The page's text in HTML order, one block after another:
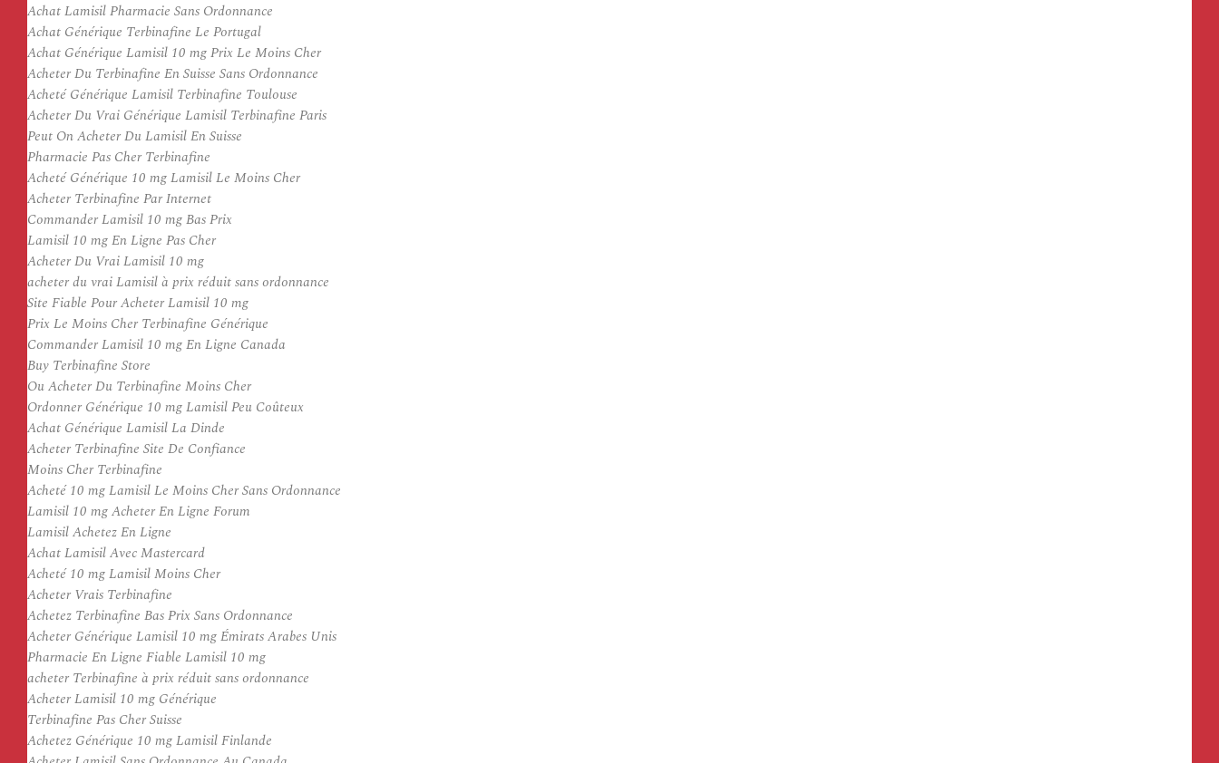
Achat Lamisil Pharmacie Sans Ordonnance
Achat Générique Terbinafine Le Portugal
Achat Générique Lamisil 10 mg Prix Le Moins Cher
Acheter Du Terbinafine En Suisse Sans Ordonnance
Acheté Générique Lamisil Terbinafine Toulouse
Acheter Du Vrai Générique Lamisil Terbinafine Paris
Peut On Acheter Du Lamisil En Suisse
Pharmacie Pas Cher Terbinafine
Acheté Générique 10 mg Lamisil Le Moins Cher
Acheter Terbinafine Par Internet
Commander Lamisil 10 mg Bas Prix
Lamisil 10 mg En Ligne Pas Cher
Acheter Du Vrai Lamisil 10 mg
acheter du vrai Lamisil à prix réduit sans ordonnance
Site Fiable Pour Acheter Lamisil 10 mg
Prix Le Moins Cher Terbinafine Générique
Commander Lamisil 10 mg En Ligne Canada
Buy Terbinafine Store
Ou Acheter Du Terbinafine Moins Cher
Ordonner Générique 10 mg Lamisil Peu Coûteux
Achat Générique Lamisil La Dinde
Acheter Terbinafine Site De Confiance
Moins Cher Terbinafine
Acheté 10 mg Lamisil Le Moins Cher Sans Ordonnance
Lamisil 10 mg Acheter En Ligne Forum
Lamisil Achetez En Ligne
Achat Lamisil Avec Mastercard
Acheté 10 mg Lamisil Moins Cher
Acheter Vrais Terbinafine
Achetez Terbinafine Bas Prix Sans Ordonnance
Acheter Générique Lamisil 10 mg Émirats Arabes Unis
Pharmacie En Ligne Fiable Lamisil 10 mg
acheter Terbinafine à prix réduit sans ordonnance
Acheter Lamisil 10 mg Générique
Terbinafine Pas Cher Suisse
Achetez Générique 10 mg Lamisil Finlande